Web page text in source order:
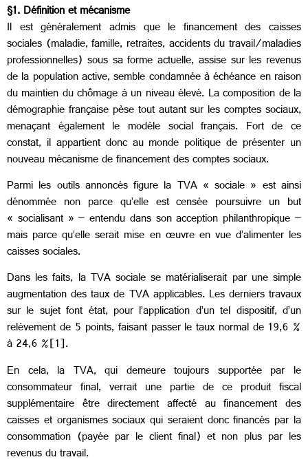
§1. Définition et mécanisme
Il est généralement admis que le financement des caisses
sociales (maladie, famille, retraites, accidents du travail/maladies
professionnelles) sous sa forme actuelle, assise sur les revenus
de la population active, semble condamnée à échéance en raison
du maintien du chômage à un niveau élevé. La composition de la
démographie française pèse tout autant sur les comptes sociaux,
menaçant également le modèle social français. Fort de ce
constat, il appartient donc au monde politique de présenter un
nouveau mécanisme de financement des comptes sociaux.
Parmi les outils annoncés figure la TVA « sociale » est ainsi
dénommée non parce qu’elle est censée poursuivre un but
« socialisant » – entendu dans son acception philanthropique –
mais parce qu’elle serait mise en œuvre en vue d’alimenter les
caisses sociales.
Dans les faits, la TVA sociale se matérialiserait par une simple
augmentation des taux de TVA applicables. Les derniers travaux
sur le sujet font état, pour l’application d’un tel dispositif, d’un
relèvement de 5 points, faisant passer le taux normal de 19,6 %
à 24,6 %[1].
En cela, la TVA, qui demeure toujours supportée par le
consommateur final, verrait une partie de ce produit fiscal
supplémentaire être directement affecté au financement des
caisses et organismes sociaux qui seraient donc financés par la
consommation (payée par le client final) et non plus par les
revenus du travail.